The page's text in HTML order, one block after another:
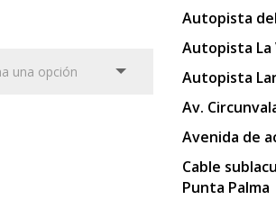
Autopista
Autopista La
Autopista
Av.
Avenida de
Cable
Punta Palma